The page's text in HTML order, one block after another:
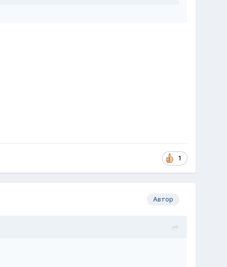
1
Автор